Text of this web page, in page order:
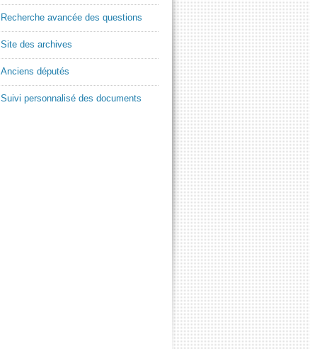
Recherche avancée des questions
Site des archives
Anciens députés
Suivi personnalisé des documents